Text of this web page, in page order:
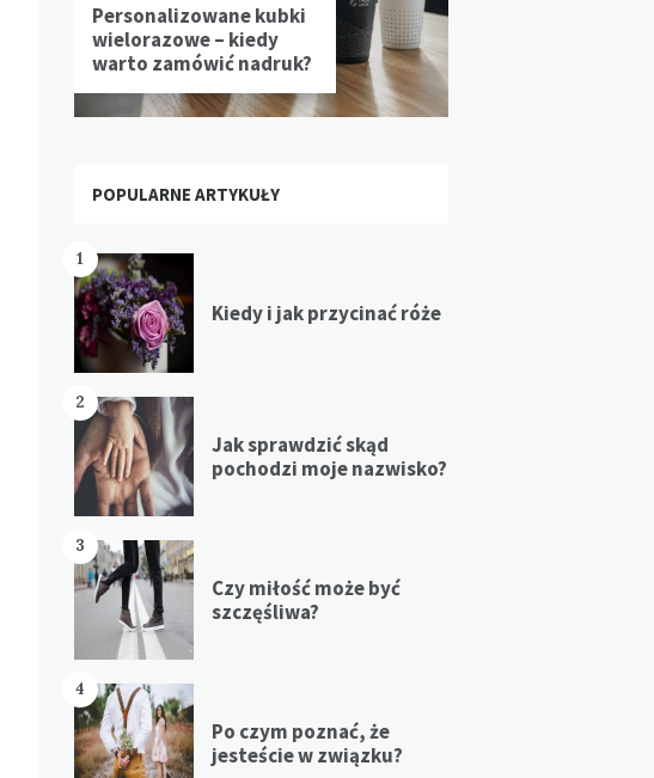
Personalizowane kubki
wielorazowe – kiedy
warto zamówić nadruk?
POPULARNE ARTYKUŁY
1
Kiedy i jak przycinać róże
2
Jak sprawdzić skąd
pochodzi moje nazwisko?
3
Czy miłość może być
szczęśliwa?
4
Po czym poznać, że
jesteście w związku?